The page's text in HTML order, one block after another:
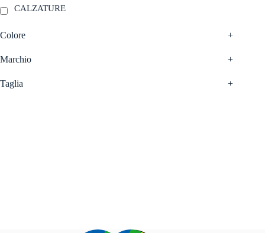
CALZATURE
Colore +
Marchio +
Taglia +